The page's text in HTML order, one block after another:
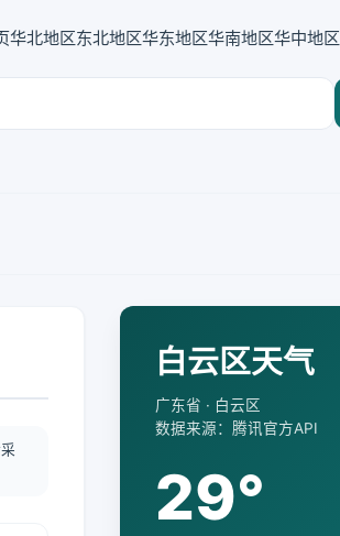
华北地区东北地区华东地区华南地区华中地区
白云区天气
广东省 · 白云区
数据来源：腾讯官方API
29°